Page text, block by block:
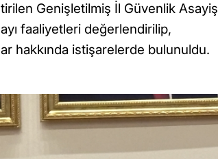
Genişletilmiş İl Güvenlik Asayiş
faaliyetleri değerlendirilip,
hakkında istişarelerde bulunuldu.